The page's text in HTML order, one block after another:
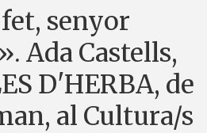
senyor
Ada Castells,
D'HERBA, de
al Cultura/s